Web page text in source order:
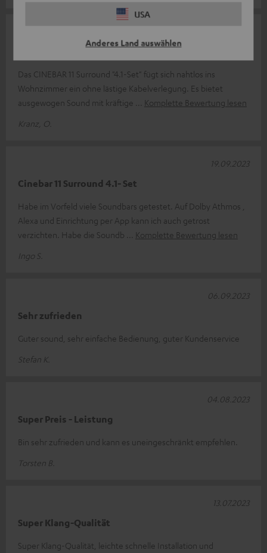
USA
Anderes Land auswählen
Kabellos glücklich
Das CINEBAR 11 Surround "4.1-Set" fügt sich nahtlos ins
Wohnzimmer ein ohne lästige Kabelverlegung. Es bietet
ausgewogen Sound mit kräftige
Komplette Bewertung lesen
Kranz, O.
Cinebar 11 Surround 4.1- Set
Habe im Vorfeld viele Soundbars getestet. Auf Dolby Athmos ,
Alexa und Einrichtung per App kann ich auch getrost
verzichten. Habe die Soundb
Komplette Bewertung lesen
Ingo S.
19.09.2023
Sehr zufrieden
Guter sound, sehr einfache Bedienung, guter Kundenservice
Stefan K.
06.09.2023
Super Preis - Leistung
Bin sehr zufrieden und kann es uneingeschränkt empfehlen.
Torsten B.
04.08.2023
Super Klang-Qualität
Super Klang-Qualität, leichte schnelle Installation und
13.07.2023